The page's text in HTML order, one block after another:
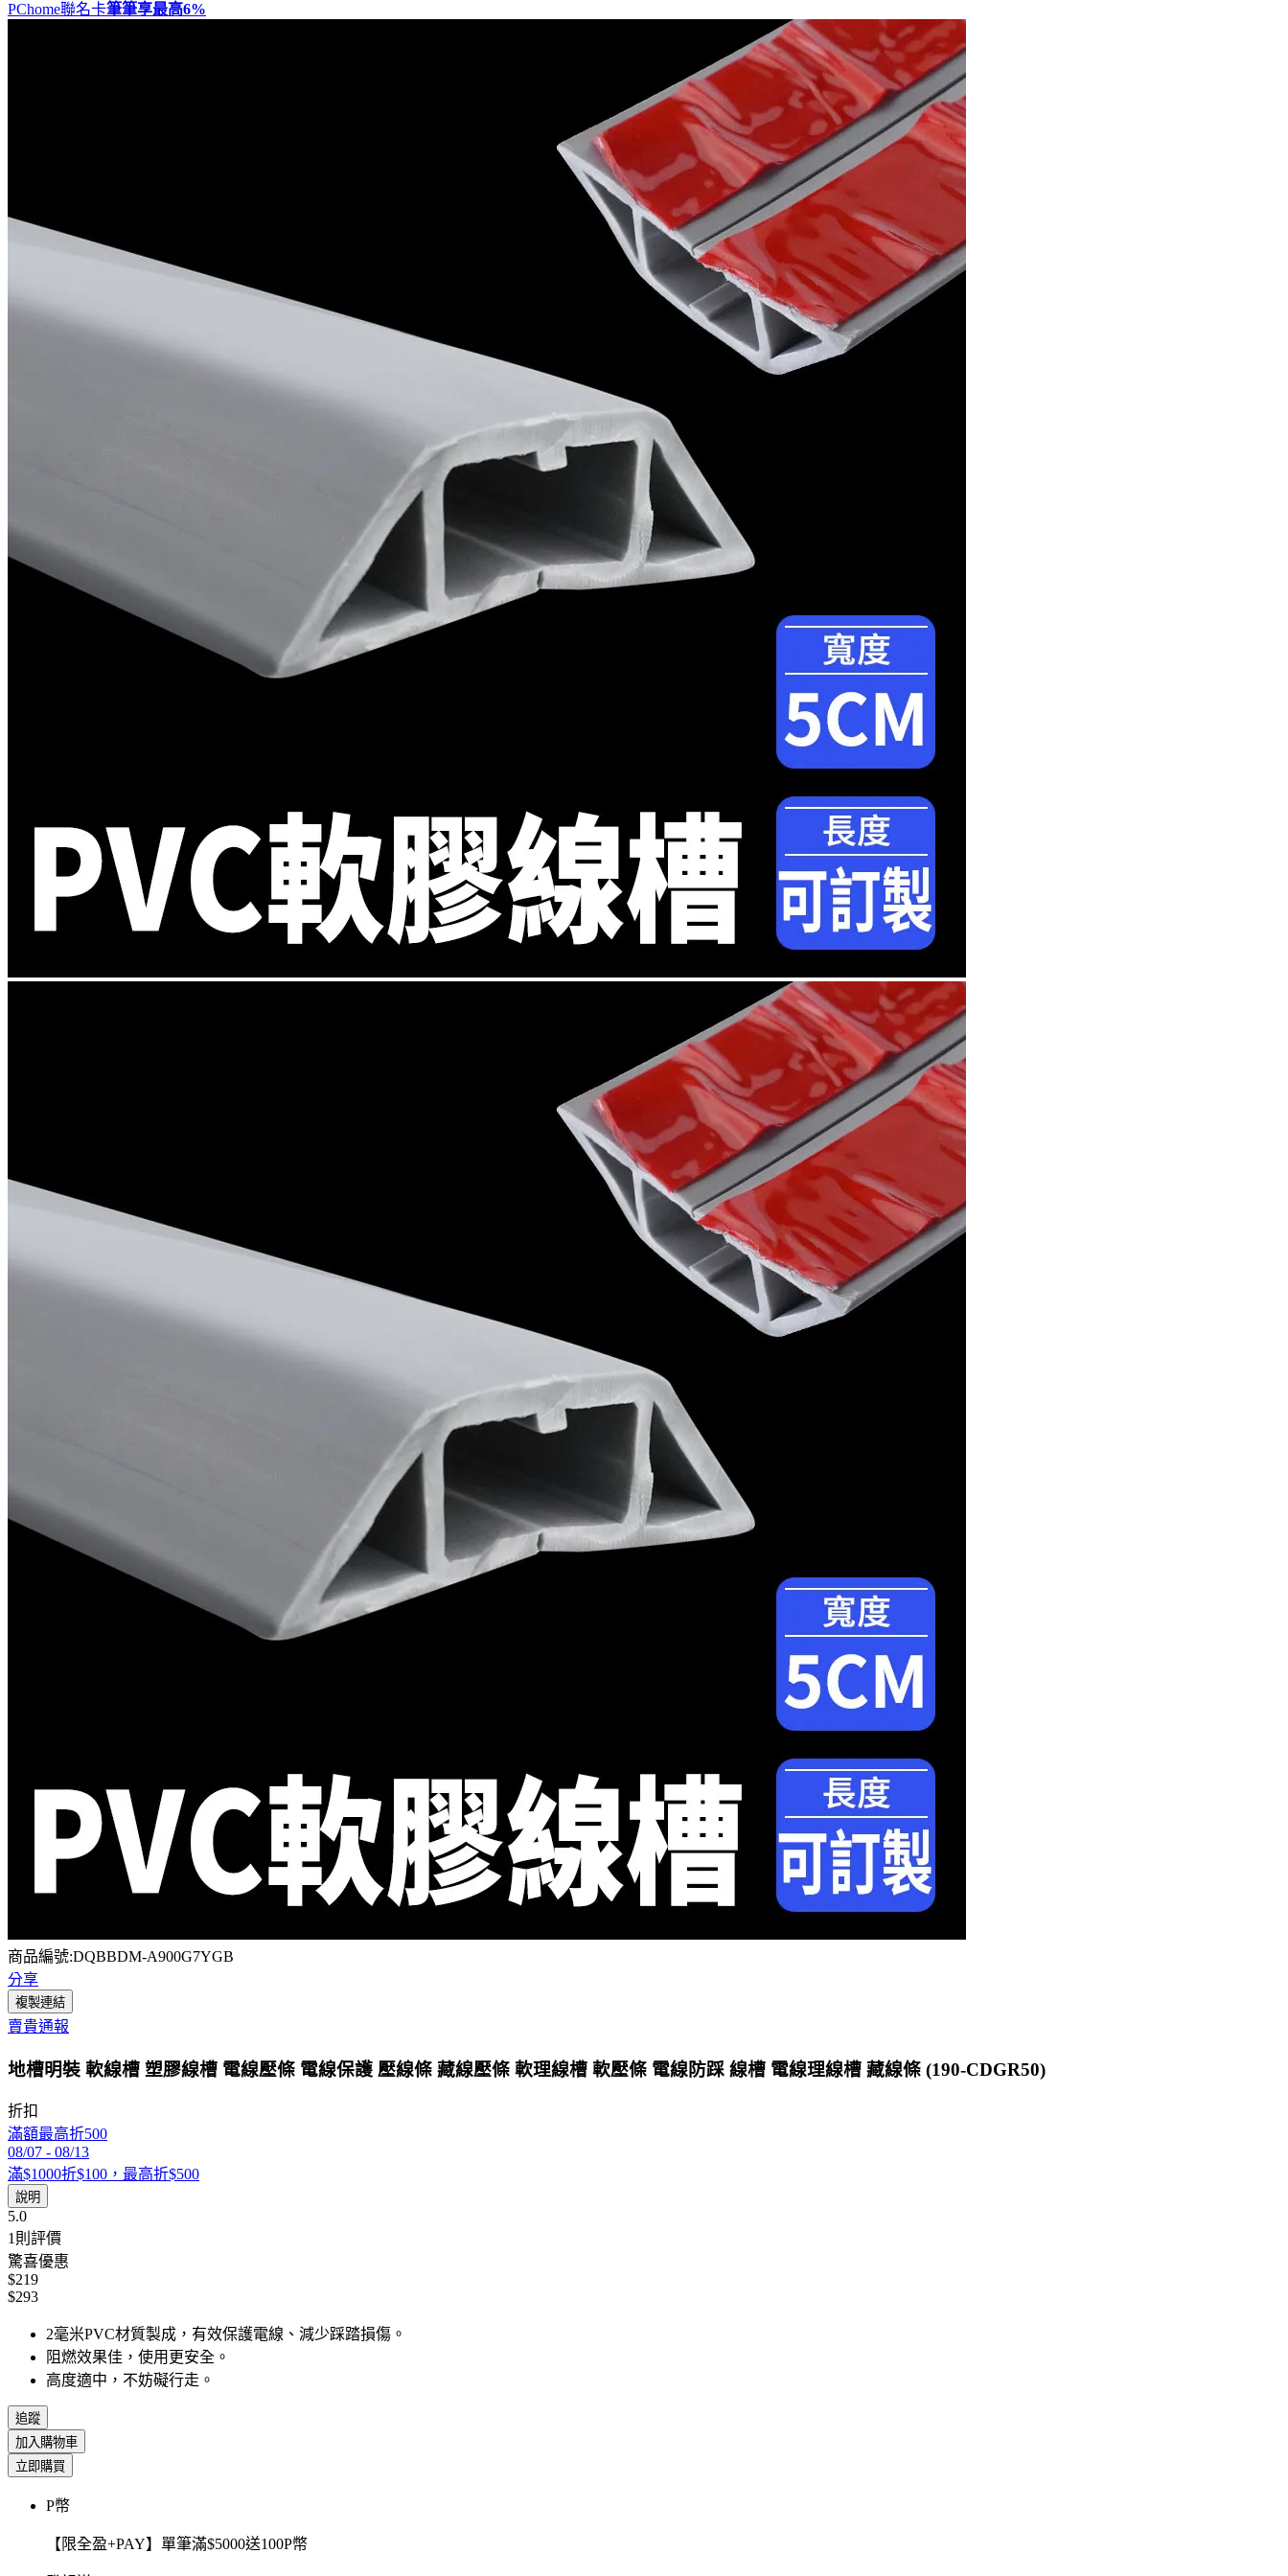
PChome聯名卡筆筆享最高6%
商品編號:DQBBDM-A900G7YGB
分享
複製連結
賣貴通報
地槽明裝 軟線槽 塑膠線槽 電線壓條 電線保護 壓線條 藏線壓條 軟理線槽 軟壓條 電線防踩 線槽 電線理線槽 藏線條 (190-CDGR50)
折扣
滿額最高折500
08/07 - 08/13
滿$1000折$100，最高折$500
說明
5.0
1則評價
驚喜優惠
$219
$293
2毫米PVC材質製成，有效保護電線、減少踩踏損傷。
阻燃效果佳，使用更安全。
高度適中，不妨礙行走。
追蹤
加入購物車
立即購買
P幣
【限全盈+PAY】單筆滿$5000送100P幣